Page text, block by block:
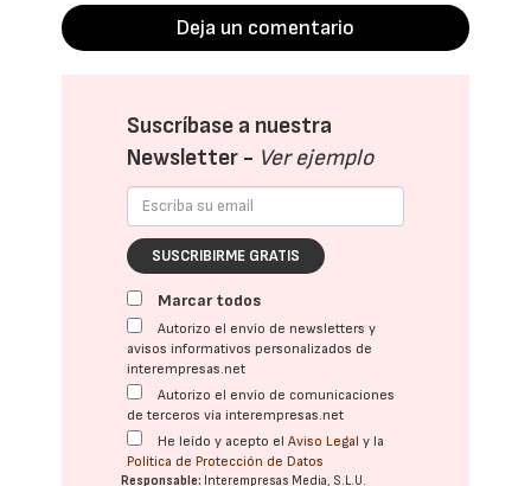
Deja un comentario
Suscríbase a nuestra
Newsletter - Ver ejemplo
SUSCRIBIRME GRATIS
Marcar todos
Autorizo el envío de newsletters y
avisos informativos personalizados de
interempresas.net
Autorizo el envío de comunicaciones
de terceros vía interempresas.net
He leído y acepto elAviso Legal y la
Política de Protección de Datos
Responsable: Interempresas Media, S.L.U.